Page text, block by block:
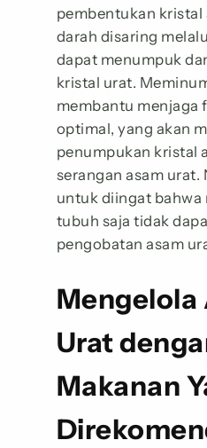
pembentukan kristal
darah disaring
dapat menumpuk
kristal urat.
membantu menjaga
optimal, yang akan
penumpukan kristal
serangan asam urat.
untuk diingat bahwa
tubuh saja tidak
pengobatan asam
Mengelola
Urat
Makanan